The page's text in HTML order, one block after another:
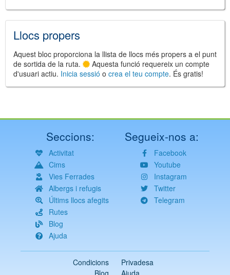
Llocs propers
Aquest bloc proporciona la llista de llocs més propers a el punt
de sortida de la ruta.
Aquesta funció requereix un compte
d'usuari actiu. Inicia sessió o crea el teu compte. És gratis!
Seccions:
Activitat
Cims
Vies Ferrades
Albergs i refugis
Últims llocs afegits
Rutes
Blog
Ajuda
Segueix-nos a:
Facebook
Youtube
Instagram
Twitter
Telegram
Condicions
Privadesa
Blog
Ajuda